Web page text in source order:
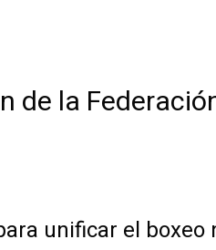
de la
unificar el boxeo